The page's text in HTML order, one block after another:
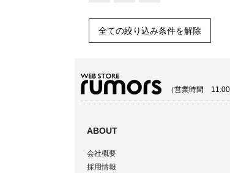
全ての絞り込み条件を解除
（営業時間
ABOUT
会社概要
採用情報